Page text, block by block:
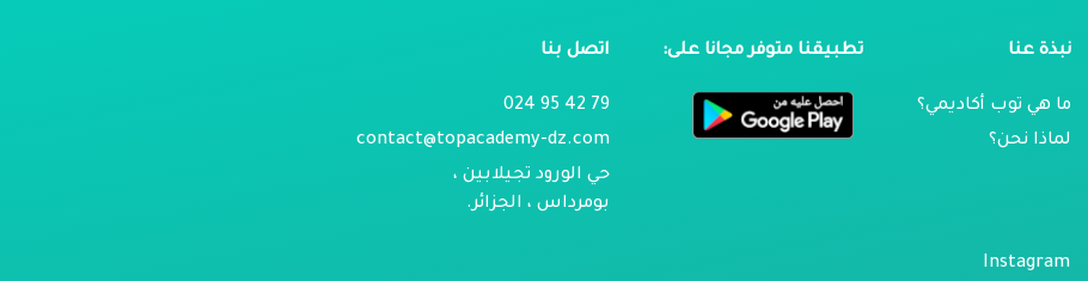
نبذة عنا
ما هي توب أكاديمي؟
لماذا نحن؟
تطبيقنا متوفر مجانا على: اتصل بنا
79 42 95 024
contact@topacademy-dz.com
حي الورود تجيلابين ،
بومرداس ، الجزائر.
Instagram